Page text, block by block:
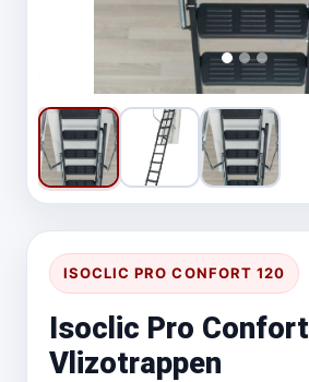
ISOCLIC PRO CONFORT 120
Isoclic Pro Confort
Vlizotrappen